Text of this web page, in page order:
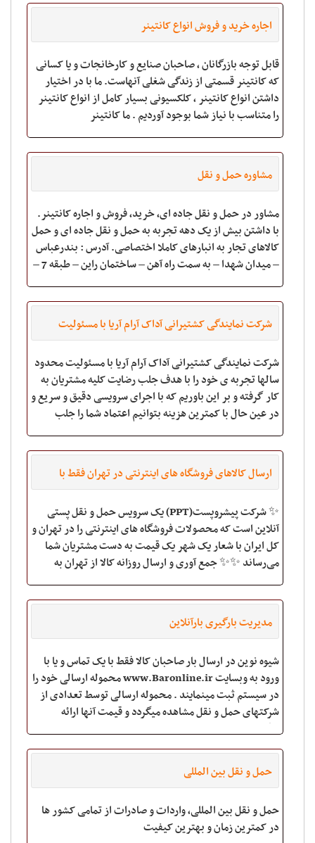
اجاره خرید و فروش انواع کانتینر
قابل توجه بازرگانان ، صاحبان صنایع و کارخانجات و یا کسانی
که کانتینر قسمتی از زندگی شغلی آنهاست. ما با در اختیار
داشتن انواع کانتینر ، کلکسیونی بسیار کامل از انواع کانتینر
را متناسب با نیاز شما بوجود آوردیم . ما کانتینر
مشاوره حمل و نقل
مشاور در حمل و نقل جاده ای، خريد، فروش و اجاره کانتينر.
با داشتن بیش از یک دهه تجربه به حمل و نقل جاده ای و حمل
کالاهای تجار به انبارهای کاملا اختصاصی. آدرس : بندرعباس
– میدان شهدا – به سمت راه آهن – ساختمان راین – طبقه 7 –
شرکت نمایندگی کشتیرانی آداک آرام آریا با مسئولیت
شرکت نمایندگی کشتیرانی آداک آرام آریا با مسئولیت محدود
سالها تجربه ی خود را با هدف جلب رضایت کلیه مشتریان به
کار گرفته و بر این باوریم که با اجرای سرویسی دقیق و سریع و
در عین حال با کمترین هزینه بتوانیم اعتماد شما را جلب
ارسال کالاهای فروشگاه های اینترنتی در تهران فقط با
✨ شرکت پیشروپست(PPT) یک سرویس حمل و نقل پستی
آنلاین است که محصولات فروشگاه های اینترنتی را در تهران و
کل ایران با شعار یک شهر یک قیمت به دست مشتریان شما
می‌رساند ✨✨ جمع آوری و ارسال روزانه کالا از تهران به
مدیریت بارگیری بارآنلاین
شیوه نوین در ارسال بار صاحبان کالا فقط با یک تماس و یا با
ورود به وبسایت www.Baronline.ir محموله ارسالی خود را
در سیستم ثبت مینمایند . محموله ارسالی توسط تعدادی از
شرکتهای حمل و نقل مشاهده میگردد و قیمت آنها ارائه
میگردد. سپس صاحبان کا
حمل و نقل بین المللی
حمل و نقل بین المللی، واردات و صادرات از تمامی کشور ها
در کمترین زمان و بهترین کیفیت